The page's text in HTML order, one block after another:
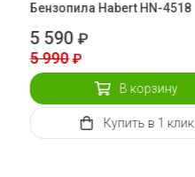
Бензопила Habert HN-4518
5 590₽
5 990 ₽
В корзину
Купить в 1 клик